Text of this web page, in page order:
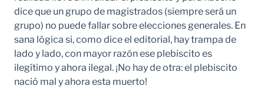
dice que un grupo de magistrados (siempre será un
grupo) no puede fallar sobre elecciones generales. En
sana lógica si, como dice el editorial, hay trampa de
lado y lado, con mayor razón ese plebiscito es
ilegítimo y ahora ilegal. ¡No hay de otra: el plebiscito
nació mal y ahora esta muerto!